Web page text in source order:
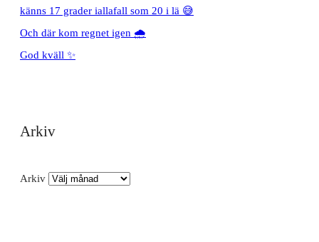
känns 17 grader iallafall som 20 i lä 😅
Och där kom regnet igen 🌧️
God kväll ✨
Arkiv
Arkiv